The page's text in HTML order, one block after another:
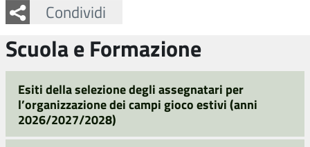
Condividi
Facebook
Twitter
Whatsapp
Scuola e Formazione
Esiti della selezione degli assegnatari per
l’organizzazione dei campi gioco estivi (anni
2026/2027/2028)